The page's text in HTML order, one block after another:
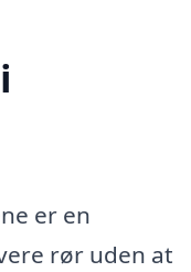
er en
rør uden at